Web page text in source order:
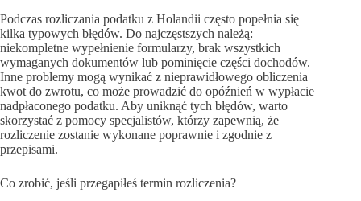
Podczas rozliczania podatku z Holandii często popełnia się
kilka typowych błędów. Do najczęstszych należą:
niekompletne wypełnienie formularzy, brak wszystkich
wymaganych dokumentów lub pominięcie części dochodów.
Inne problemy mogą wynikać z nieprawidłowego obliczenia
kwot do zwrotu, co może prowadzić do opóźnień w wypłacie
nadpłaconego podatku. Aby uniknąć tych błędów, warto
skorzystać z pomocy specjalistów, którzy zapewnią, że
rozliczenie zostanie wykonane poprawnie i zgodnie z
przepisami.
Co zrobić, jeśli przegapiłeś termin rozliczenia?